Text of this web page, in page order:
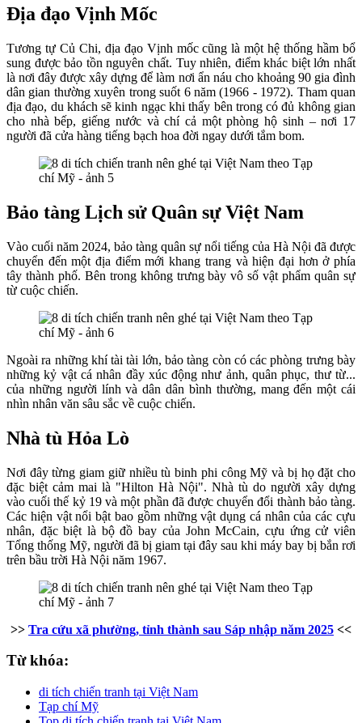
Địa đạo Vịnh Mốc
Tương tự Củ Chi, địa đạo Vịnh mốc cũng là một hệ thống hầm bổ
sung được bảo tồn nguyên chất. Tuy nhiên, điểm khác biệt lớn nhất
là nơi đây được xây dựng để làm nơi ẩn náu cho khoảng 90 gia đình
dân gian thường xuyên trong suốt 6 năm (1966 - 1972). Tham quan
địa đạo, du khách sẽ kinh ngạc khi thấy bên trong có đủ không gian
cho nhà bếp, giếng nước và chí cả một phòng hộ sinh – nơi 17
người đã cửa hàng tiếng bạch hoa đời ngay dưới tắm bom.
Bảo tàng Lịch sử Quân sự Việt Nam
Vào cuối năm 2024, bảo tàng quân sự nổi tiếng của Hà Nội đã được
chuyển đến một địa điểm mới khang trang và hiện đại hơn ở phía
tây thành phố. Bên trong không trưng bày vô số vật phẩm quân sự
từ cuộc chiến.
Ngoài ra những khí tài tài lớn, bảo tàng còn có các phòng trưng bày
những kỷ vật cá nhân đầy xúc động như ảnh, quân phục, thư từ...
của những người lính và dân dân bình thường, mang đến một cái
nhìn nhân văn sâu sắc về cuộc chiến.
Nhà tù Hỏa Lò
Nơi đây từng giam giữ nhiều tù binh phi công Mỹ và bị họ đặt cho
đặc biệt cảm mai là "Hilton Hà Nội". Nhà tù do người xây dựng
vào cuối thế kỷ 19 và một phần đã được chuyển đổi thành bảo tàng.
Các hiện vật nổi bật bao gồm những vật dụng cá nhân của các cựu
nhân, đặc biệt là bộ đồ bay của John McCain, cựu ứng cử viên
Tổng thống Mỹ, người đã bị giam tại đây sau khi máy bay bị bắn rơi
trên bầu trời Hà Nội năm 1967.
>> Tra cứu xã phường, tỉnh thành sau Sáp nhập năm 2025 <<
Từ khóa:
di tích chiến tranh tại Việt Nam
Tạp chí Mỹ